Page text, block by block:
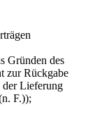
Gründen des
zur Rückgabe
der Lieferung
F.));